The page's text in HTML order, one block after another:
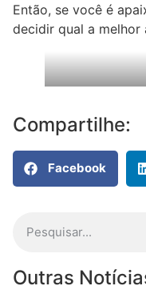
Então, se você é
decidir qual a melhor
Compartilhe:
Facebook
Outras